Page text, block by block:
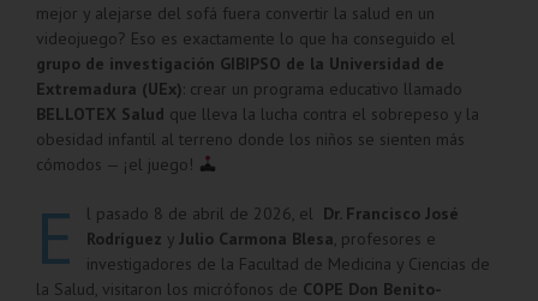
mejor y alejarse del sofá fuera convertir la salud en un
videojuego? Eso es exactamente lo que ha conseguido el
grupo de investigación GIBIPSO de la Universidad de
Extremadura (UEx): crear un programa educativo llamado
BELLOTEX Salud que lleva la lucha contra el sobrepeso y la
obesidad infantil al terreno donde los niños se sienten más
cómodos — ¡el juego!
E l pasado 8 de abril de 2026, el Dr. Francisco José
Rodríguez y Julio Carmona Blesa , profesores e
investigadores de la Facultad de Medicina y Ciencias de
la Salud, visitaron los micrófonos de COPE Don Benito-